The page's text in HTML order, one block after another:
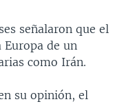
señalaron que el
Europa de un
como Irán.
su opinión, el